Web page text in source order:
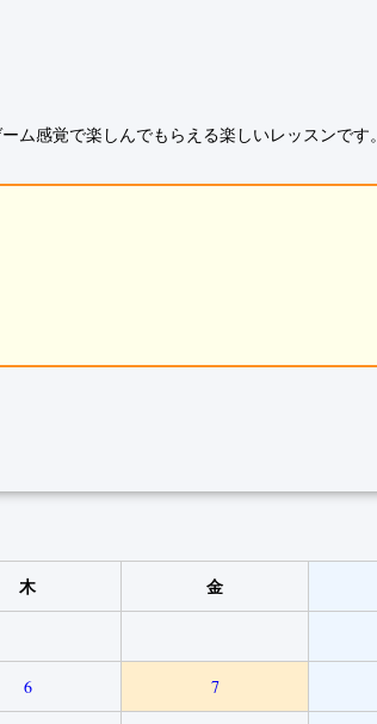
感覚で楽しんでもらえる楽しいレッスンです。
木 金
6 7